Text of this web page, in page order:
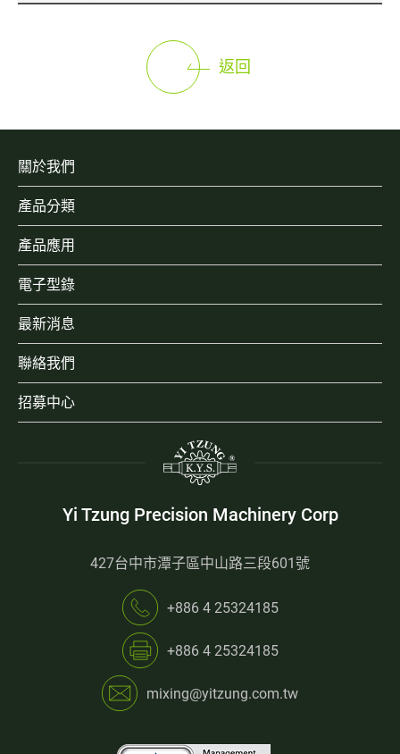
返回
關於我們
產品分類
產品應用
電子型錄
最新消息
聯絡我們
招募中心
Yi Tzung Precision Machinery Corp
427台中市潭子區中山路三段601號
+886 4 25324185
+886 4 25324185
mixing@yitzung.com.tw